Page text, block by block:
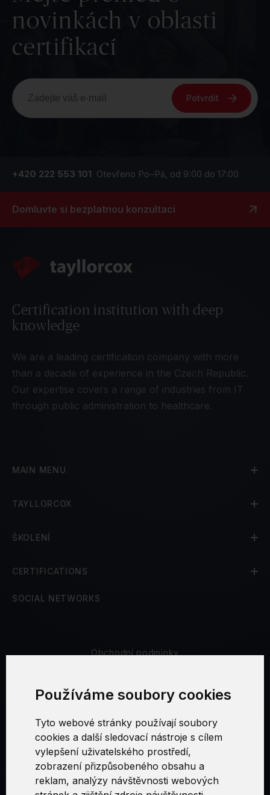
Používáme soubory cookies
Tyto webové stránky používají soubory
cookies a další sledovací nástroje s cílem
vylepšení uživatelského prostředí,
zobrazení přizpůsobeného obsahu a
reklam, analýzy návštěvnosti webových
novinkách v oblasti
certifikací
Potvrdit
+420 222 553 101 Otevřeno Po–Pá, od 9:00 do 17:00
Domluvte si bezplatnou konzultaci
Certification institution with deep
knowledge
We are a leading certification company with more
than a decade of experience in the Czech Republic.
Our expertise covers a range of industries from IT
through public administration to healthcare.
MAIN MENU
TAYLLORCOX
ŠKOLENÍ
CERTIFICATIONS
SOCIAL NETWORKS
Obchodní podmínky
Nastavení cookies